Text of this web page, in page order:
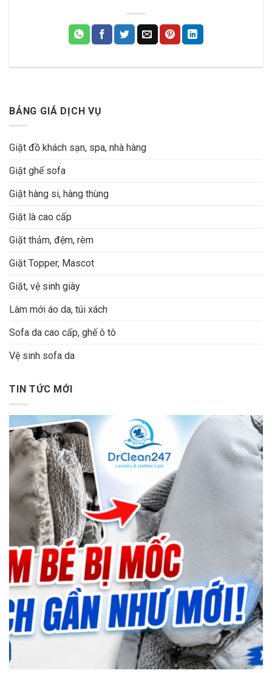
BẢNG GIÁ DỊCH VỤ
Giặt đồ khách sạn, spa, nhà hàng
Giặt ghế sofa
Giặt hàng si, hàng thùng
Giặt là cao cấp
Giặt thảm, đệm, rèm
Giặt Topper, Mascot
Giặt, vệ sinh giày
Làm mới áo da, túi xách
Sofa da cao cấp, ghế ô tô
Vệ sinh sofa da
TIN TỨC MỚI